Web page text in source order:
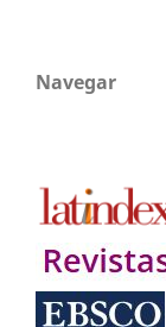
Navegar